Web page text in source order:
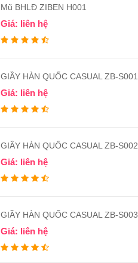
Mũ BHLĐ ZIBEN H001
Giá: liên hệ
GIẦY HÀN QUỐC CASUAL ZB-S001
Giá: liên hệ
GIẦY HÀN QUỐC CASUAL ZB-S002
Giá: liên hệ
GIẦY HÀN QUỐC CASUAL ZB-S003
Giá: liên hệ